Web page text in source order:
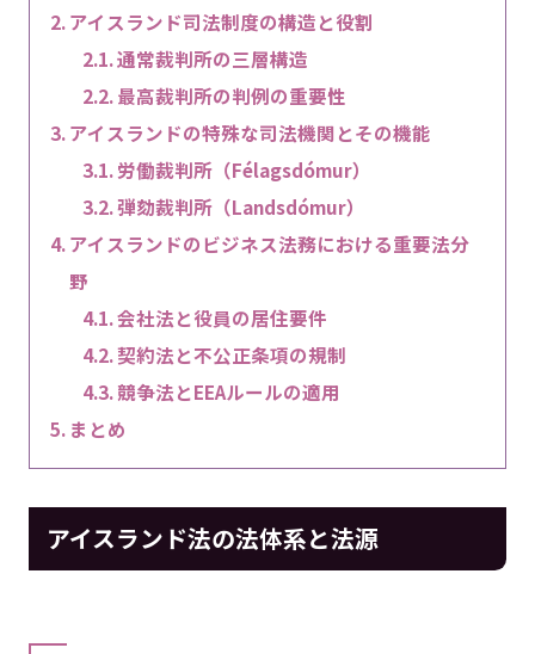
アイスランド司法制度の構造と役割
通常裁判所の三層構造
最高裁判所の判例の重要性
アイスランドの特殊な司法機関とその機能
労働裁判所（Félagsdómur）
弾劾裁判所（Landsdómur）
アイスランドのビジネス法務における重要法分
野
会社法と役員の居住要件
契約法と不公正条項の規制
競争法とEEAルールの適用
まとめ
アイスランド法の法体系と法源